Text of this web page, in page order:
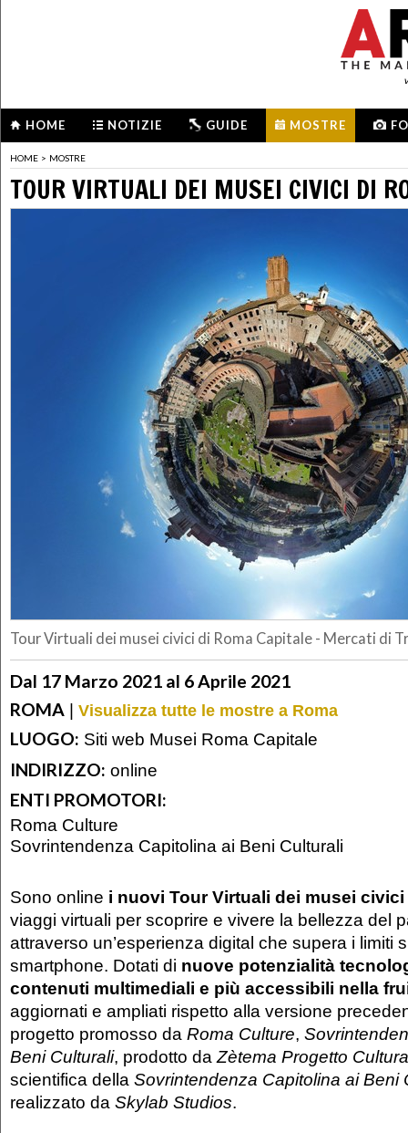
HOME NOTIZIE GUIDE MOSTRE
HOME > MOSTRE
TOUR VIRTUALI DEI MUSEI CIVICI DI
Tour Virtuali dei musei civici di Roma Capitale - Mercati di
Dal 17 Marzo 2021 al 6 Aprile 2021
ROMA | Visualizza tutte le mostre a Roma
LUOGO: Siti web Musei Roma Capitale
INDIRIZZO: online
ENTI PROMOTORI:
Roma Culture
Sovrintendenza Capitolina ai Beni Culturali
Sono online i nuovi Tour Virtuali dei musei
viaggi virtuali per scoprire e vivere la bellezza del
attraverso un’esperienza digital che supera i limiti
smartphone. Dotati di nuove potenzialità
contenuti multimediali e più accessibili nella
aggiornati e ampliati rispetto alla versione
progetto promosso da Roma Culture,
Beni Culturali, prodotto da Zètema Progetto
scientifica della Sovrintendenza Capitolina ai Beni
realizzato da Skylab Studios.